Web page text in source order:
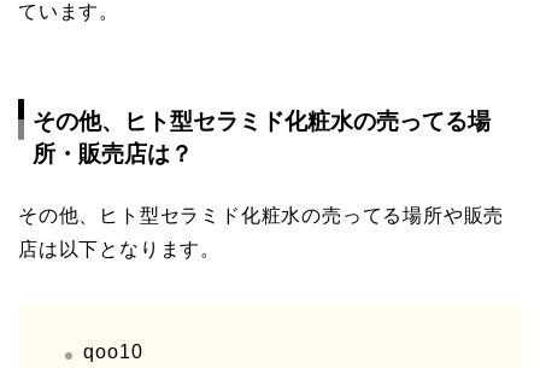
ています。
その他、ヒト型セラミド化粧水の売ってる場
所・販売店は？
その他、ヒト型セラミド化粧水の売ってる場所や販売
店は以下となります。
qoo10